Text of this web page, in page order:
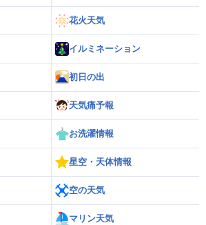
花火天気
イルミネーション
初日の出
天気痛予報
お洗濯情報
星空・天体情報
空の天気
マリン天気